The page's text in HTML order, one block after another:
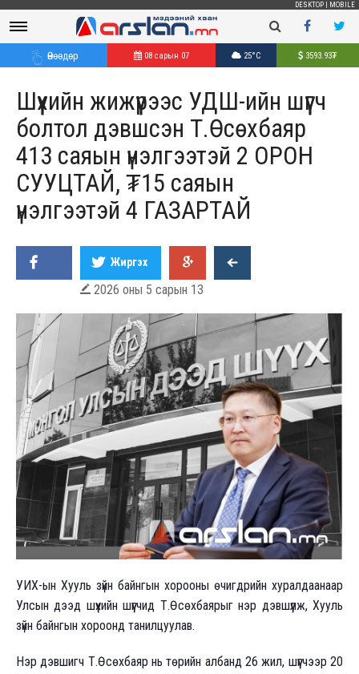
DESKTOP MOBILE
Өнөөдөр 08 сарын 07 25°C 3593.93₮
Шүүхийн жижүүрээс УДШ-ийн шүүгч
болтол дэвшсэн Т.Өсөхбаяр
413 саяын үнэлгээтэй 2 ОРОН
СУУЦТАЙ, ₮15 саяын
үнэлгээтэй 4 ГАЗАРТАЙ
Жиргэх
 2026 оны 5 сарын 13
УИХ-ын Хууль зүйн байнгын хорооны өчигдрийн хуралдаанаар
Улсын дээд шүүхийн шүүгчид Т.Өсөхбаярыг нэр дэвшүүлж, Хууль
зүйн байнгын хороонд танилцуулав.
Нэр дэвшигч Т.Өсөхбаяр нь төрийн албанд 26 жил, шүүгчээр 20